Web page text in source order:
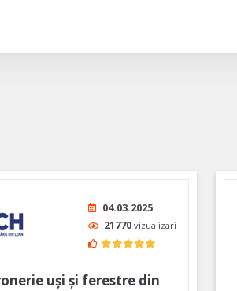
04.03.2025
21770 vizualizari
uși și ferestre din